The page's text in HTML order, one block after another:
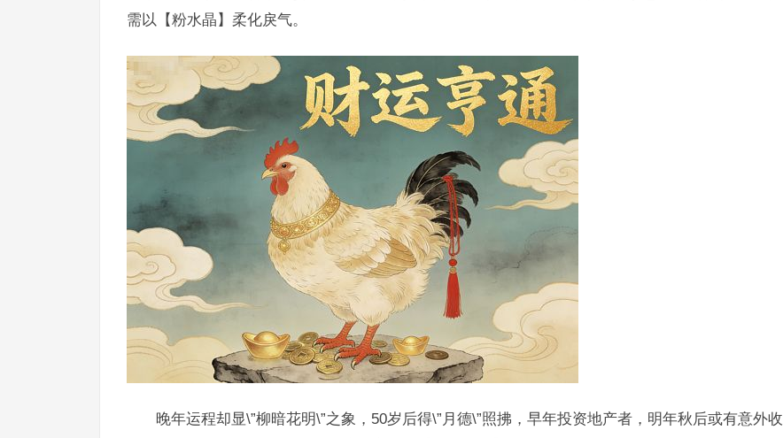
需以【粉水晶】柔化戾气。
晚年运程却显\”柳暗花明\”之象，50岁后得\”月德\”照拂，早年投资地产者，明年秋后或有意外收